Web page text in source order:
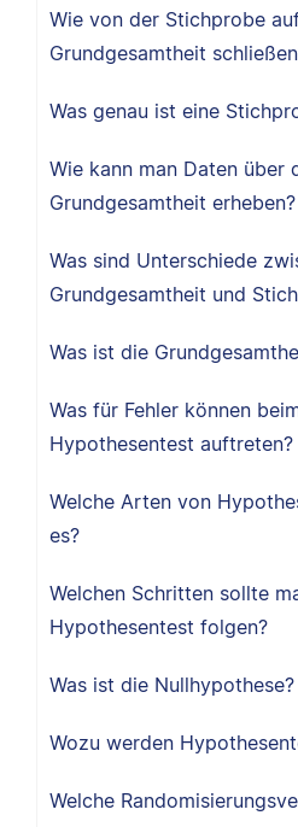
Wie von der Stichprobe
Grundgesamtheit
Was genau ist eine
Wie kann man Daten über
Grundgesamtheit erheben?
Was sind Unterschiede
Grundgesamtheit und
Was ist die
Was für Fehler können
Hypothesentest auftreten?
Welche Arten von
es?
Welchen Schritten sollte
Hypothesentest folgen?
Was ist die Nullhypothese?
Wozu werden
Welche